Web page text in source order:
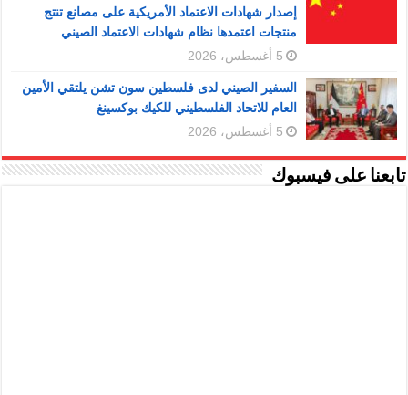
إصدار شهادات الاعتماد الأمريكية على مصانع تنتج
منتجات اعتمدها نظام شهادات الاعتماد الصيني
5 أغسطس، 2026
السفير الصيني لدى فلسطين سون تشن يلتقي الأمين
العام للاتحاد الفلسطيني للكيك بوكسينغ
5 أغسطس، 2026
تابعنا على فيسبوك